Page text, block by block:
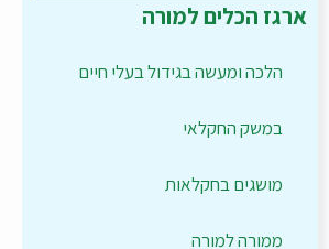
ארגז הכלים למורה
הלכה ומעשה בגידול בעלי חיים
במשק החקלאי
מושגים בחקלאות
ממורה למורה